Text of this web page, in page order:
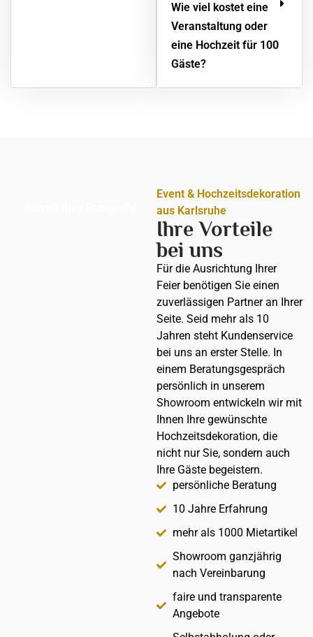
Wie viel kostet eine
Veranstaltung oder
eine Hochzeit für 100
Gäste?
Event & Hochzeitsdekoration
aus Karlsruhe
Ihre Vorteile
bei uns
Für die Ausrichtung Ihrer
Feier benötigen Sie einen
zuverlässigen Partner an Ihrer
Seite. Seid mehr als 10
Jahren steht Kundenservice
bei uns an erster Stelle. In
einem Beratungsgespräch
persönlich in unserem
Showroom entwickeln wir mit
Ihnen Ihre gewünschte
Hochzeitsdekoration, die
nicht nur Sie, sondern auch
Ihre Gäste begeistern.
persönliche Beratung
10 Jahre Erfahrung
mehr als 1000 Mietartikel
Showroom ganzjährig
nach Vereinbarung
faire und transparente
Angebote